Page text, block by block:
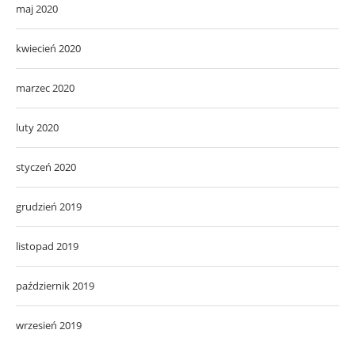
maj 2020
kwiecień 2020
marzec 2020
luty 2020
styczeń 2020
grudzień 2019
listopad 2019
październik 2019
wrzesień 2019